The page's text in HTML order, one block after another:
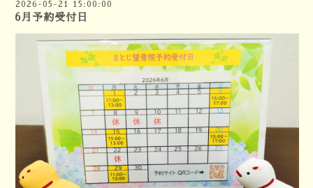
2026-05-21 15:00:00
6月予約受付日